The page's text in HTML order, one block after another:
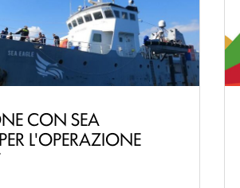
CON SEA
L'OPERAZIONE